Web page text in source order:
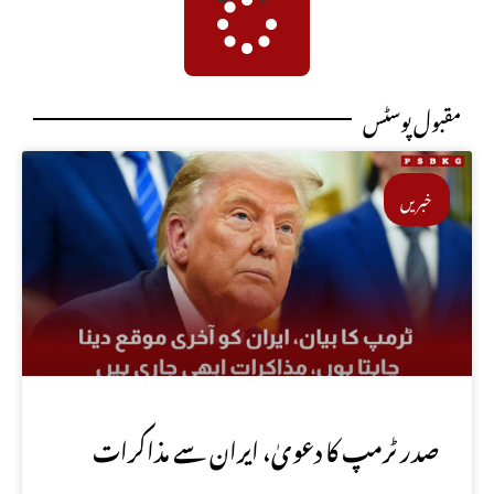
مقبول پوسٹس
خبریں
صدر ٹرمپ کا دعویٰ، ایران سے مذاکرات